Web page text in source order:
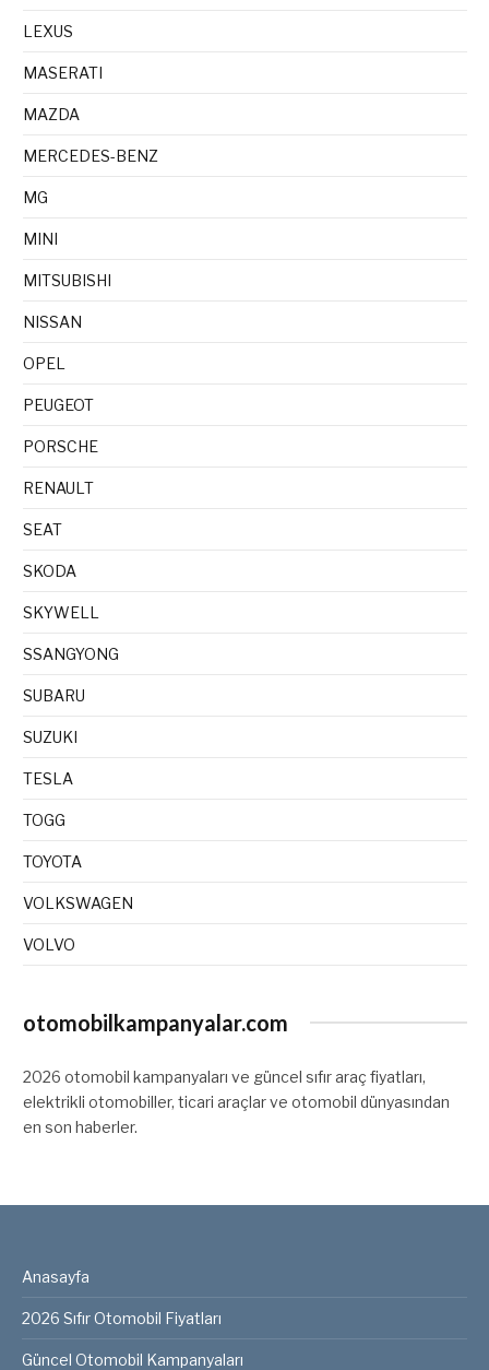
LEXUS
MASERATI
MAZDA
MERCEDES-BENZ
MG
MINI
MITSUBISHI
NISSAN
OPEL
PEUGEOT
PORSCHE
RENAULT
SEAT
SKODA
SKYWELL
SSANGYONG
SUBARU
SUZUKI
TESLA
TOGG
TOYOTA
VOLKSWAGEN
VOLVO
otomobilkampanyalar.com
2026 otomobil kampanyaları ve güncel sıfır araç fiyatları,
elektrikli otomobiller, ticari araçlar ve otomobil dünyasından
en son haberler.
Anasayfa
2026 Sıfır Otomobil Fiyatları
Güncel Otomobil Kampanyaları